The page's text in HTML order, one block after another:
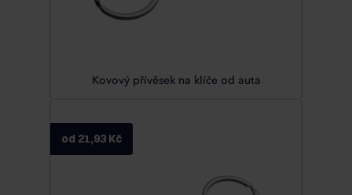
Kovový přívěsek na klíče od auta
od 21,93 Kč